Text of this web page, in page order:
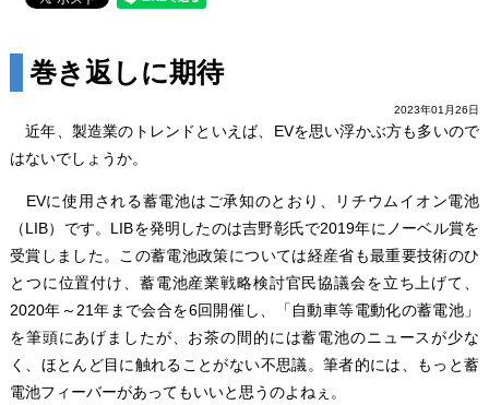
巻き返しに期待
2023年01月26日
近年、製造業のトレンドといえば、EVを思い浮かぶ方も多いので
はないでしょうか。
EVに使用される蓄電池はご承知のとおり、リチウムイオン電池
（LIB）です。LIBを発明したのは吉野彰氏で2019年にノーベル賞を
受賞しました。この蓄電池政策については経産省も最重要技術のひ
とつに位置付け、蓄電池産業戦略検討官民協議会を立ち上げて、
2020年～21年まで会合を6回開催し、「自動車等電動化の蓄電池」
を筆頭にあげましたが、お茶の間的には蓄電池のニュースが少な
く、ほとんど目に触れることがない不思議。筆者的には、もっと蓄
電池フィーバーがあってもいいと思うのよねぇ。